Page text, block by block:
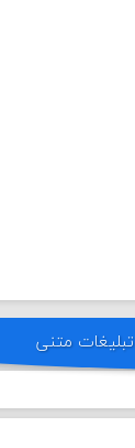
تبلیغات متنی